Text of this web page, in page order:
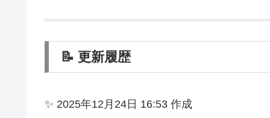
📝 更新履歴
✨ 2025年12月24日 16:53 作成